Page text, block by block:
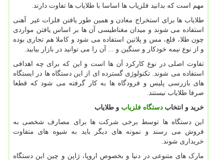
مهم است که بدانید فلزیاب ها اساسا با طلایاب ها تفاوت دارند.
طلایاب ها برای استخراج معادن و همین طور یافتن فلزات غیر آهنی
استفاده می شوند و میدان مغناطیسی آن ها بر اساس یافتن مواردی
چون طلا، قلع، مس و پلاتین استفاده می شود و کاملا هم تجاری بوده
و از نوع نیمه خودکار و سنگین و ... آن را می توانید در بازار بیابید.
تفاوت اصلی در نوع کارکرد آن ها است و این که برای چه اهدافی
استفاده می شوند. تکنولوژی گسترده ای از این دستگاه ها در ایستگاه
های بازرسی پلیس و فرودگاه ها به کار گرفته می شود که قطعا
صرفا طلایاب نیستند.
خرید و انتخاب دستگاه فلزیاب و طلایاب
این دستگاه ها توسط برخی شرکت ها برای مصارف شخصی به
فروش می رسند و نمونه های دیگر باید به شیوه های متفاوت
خریداری شوند.
مارک های متنوعی در دنیا و بخصوص اروپا، ژاپن و چین این دستگاه